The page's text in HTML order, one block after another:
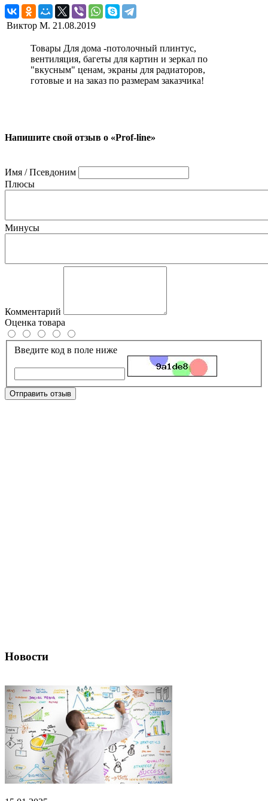
Виктор М. 21.08.2019
Товары Для дома -потолочный плинтус,
вентиляция, багеты для картин и зеркал по
"вкусным" ценам, экраны для радиаторов,
готовые и на заказ по размерам заказчика!
Напишите свой отзыв о «Prof-line»
Имя / Псевдоним
Плюсы
Минусы
Комментарий
Оценка товара
Введите код в поле ниже
Отправить отзыв
Новости